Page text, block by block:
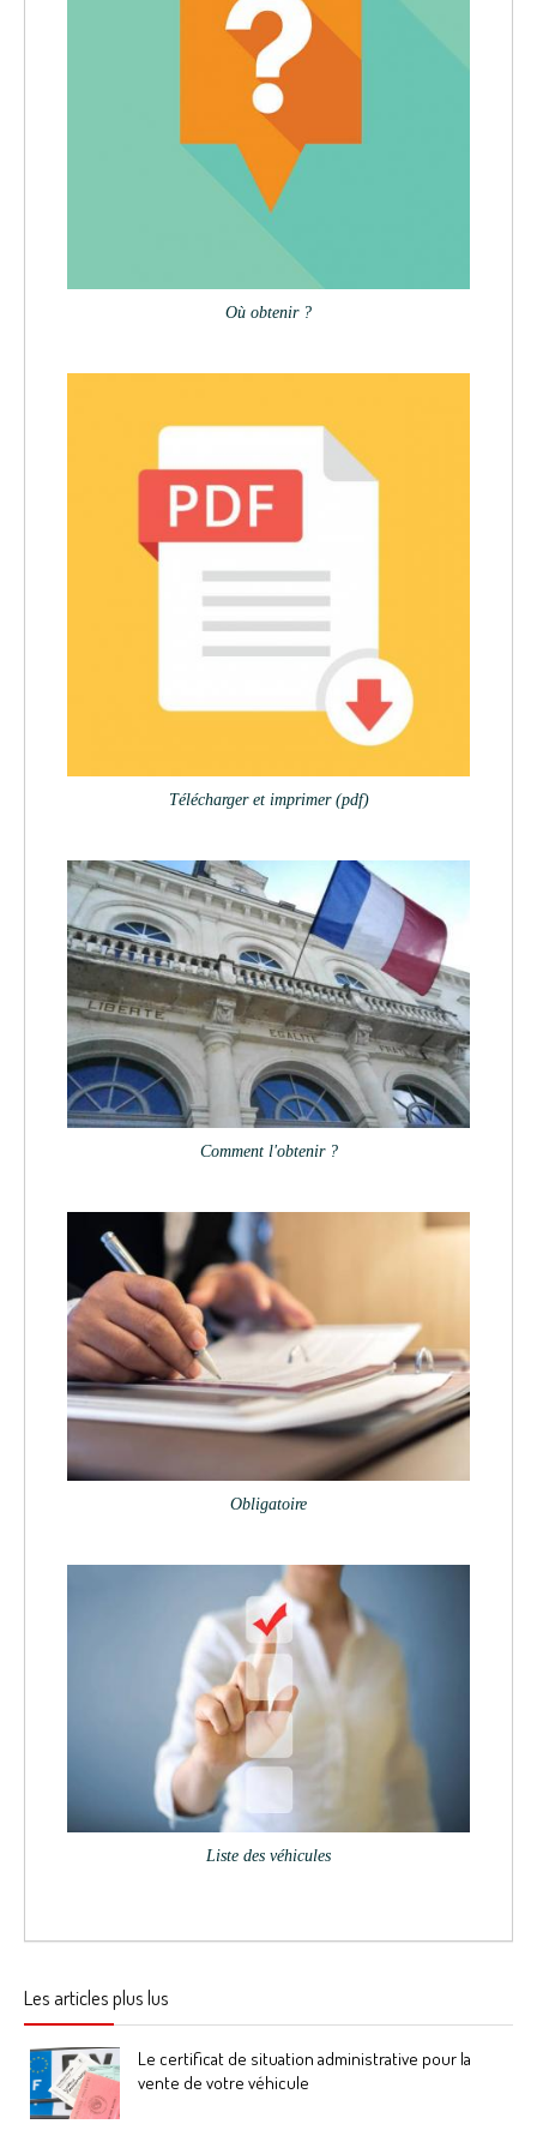
Où obtenir ?
Télécharger et imprimer (pdf)
Comment l'obtenir ?
Obligatoire
Liste des véhicules
Les articles plus lus
Le certificat de situation administrative pour la
vente de votre véhicule